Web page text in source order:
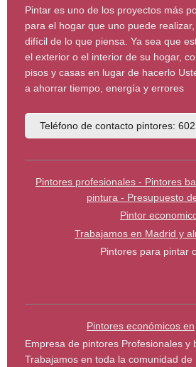
Pintar es uno de los proyectos más
para el hogar que uno puede
difícil de lo que piensa. Ya sea que
el exterior o el interior de su hogar,
pisos y casas en lugar de hacerlo
a ahorrar tiempo, energía y errores
Teléfono de contacto pintores:
Pintores profesionales - Pintores
pintura - Presupuesto
Pintor
Trabajamos en Madrid y
Pintores para pintar
Pintores económicos en
Empresa de pintores Profesionales y
Trabajamos en toda la comunidad de